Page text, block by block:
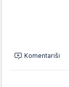
Komentariši